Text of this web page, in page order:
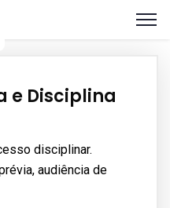
e Disciplina
disciplinar.
audiência de